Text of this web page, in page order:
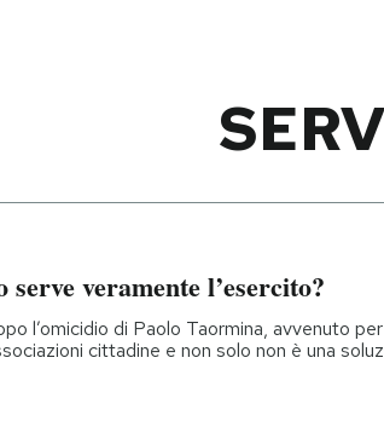
serve veramente l’esercito?
l’omicidio di Paolo Taormina, avvenuto
cittadine e non solo non è una